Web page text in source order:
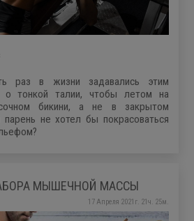
раз в жизни задавались этим
о тонкой талии, чтобы летом на
бикини, а не в закрытом
парень не хотел бы покрасоваться
МЫШЕЧНОЙ МАССЫ
17 Апреля 2021г. 21ч. 25м.